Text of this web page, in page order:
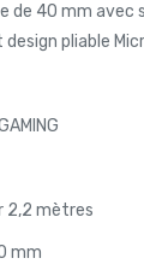
de 40 mm avec
pliable
2,2 mètres
mm